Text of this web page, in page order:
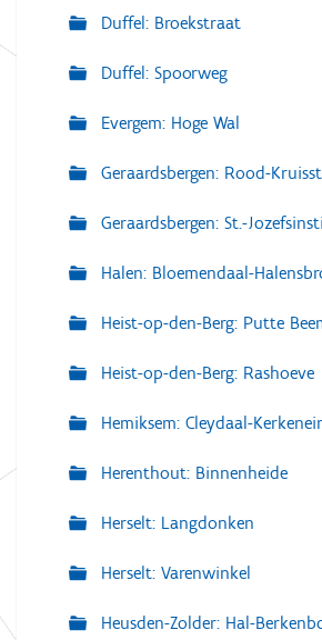
Duffel: Broekstraat
Duffel: Spoorweg
Evergem: Hoge Wal
Geraardsbergen: Rood-
Geraardsbergen: St.-
Halen: Bloemendaal-
Heist-op-den-Berg: Putte
Heist-op-den-Berg: Rashoeve
Hemiksem: Cleydaal-
Herenthout: Binnenheide
Herselt: Langdonken
Herselt: Varenwinkel
Heusden-Zolder: Hal-